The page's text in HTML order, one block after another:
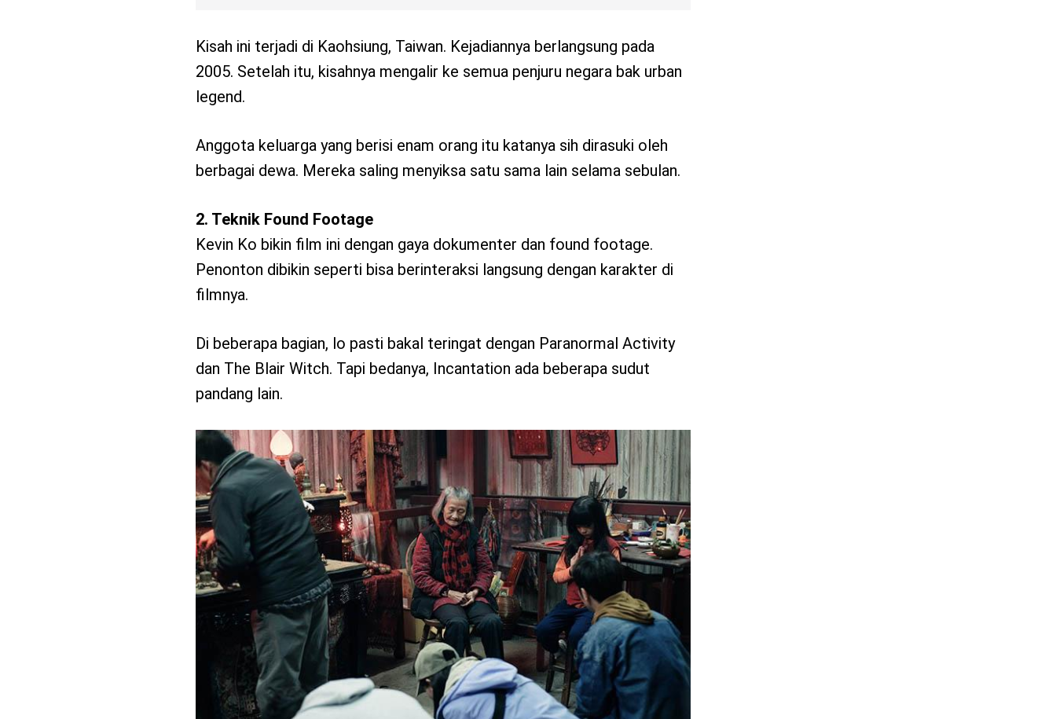
Kisah ini terjadi di Kaohsiung, Taiwan. Kejadiannya berlangsung pada
2005. Setelah itu, kisahnya mengalir ke semua penjuru negara bak urban
legend.
Anggota keluarga yang berisi enam orang itu katanya sih dirasuki oleh
berbagai dewa. Mereka saling menyiksa satu sama lain selama sebulan.
2. Teknik Found Footage
Kevin Ko bikin film ini dengan gaya dokumenter dan found footage.
Penonton dibikin seperti bisa berinteraksi langsung dengan karakter di
filmnya.
Di beberapa bagian, lo pasti bakal teringat dengan Paranormal Activity
dan The Blair Witch. Tapi bedanya, Incantation ada beberapa sudut
pandang lain.